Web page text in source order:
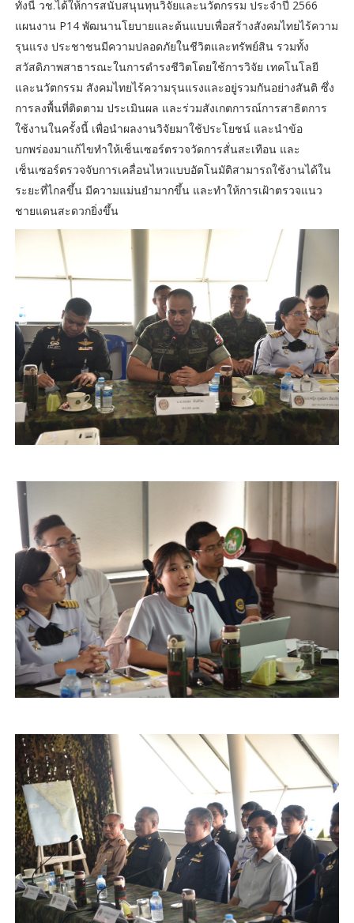
ทั้งนี้ วช.ได้ให้การสนับสนุนทุนวิจัยและนวัตกรรม ประจำปี 2566
แผนงาน P14 พัฒนานโยบายและต้นแบบเพื่อสร้างสังคมไทยไร้ความ
รุนแรง ประชาชนมีความปลอดภัยในชีวิตและทรัพย์สิน รวมทั้ง
สวัสดิภาพสาธารณะในการดำรงชีวิตโดยใช้การวิจัย เทคโนโลยี
และนวัตกรรม สังคมไทยไร้ความรุนแรงและอยู่รวมกันอย่างสันติ ซึ่ง
การลงพื้นที่ติดตาม ประเมินผล และร่วมสังเกตการณ์การสาธิตการ
ใช้งานในครั้งนี้ เพื่อนำผลงานวิจัยมาใช้ประโยชน์ และนำข้อ
บกพร่องมาแก้ไขทำให้เซ็นเซอร์ตรวจวัดการสั่นสะเทือน และ
เซ็นเซอร์ตรวจจับการเคลื่อนไหวแบบอัตโนมัติสามารถใช้งานได้ใน
ระยะที่ไกลขึ้น มีความแม่นยำมากขึ้น และทำให้การเฝ้าตรวจแนว
ชายแดนสะดวกยิ่งขึ้น